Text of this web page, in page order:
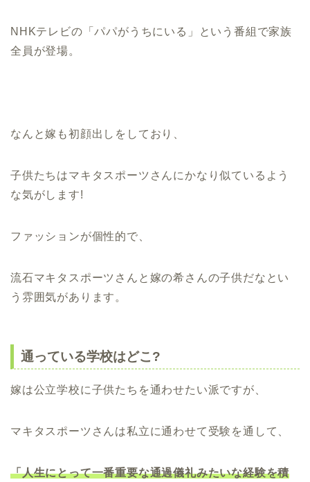
NHKテレビの「パパがうちにいる」という番組で家族
全員が登場。
なんと嫁も初顔出しをしており、
子供たちはマキタスポーツさんにかなり似ているよう
な気がします!
ファッションが個性的で、
流石マキタスポーツさんと嫁の希さんの子供だなとい
う雰囲気があります。
通っている学校はどこ?
嫁は公立学校に子供たちを通わせたい派ですが、
マキタスポーツさんは私立に通わせて受験を通して、
「人生にとって一番重要な通過儀礼みたいな経験を積